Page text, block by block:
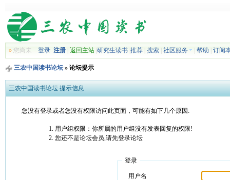
»您尚未 登录 注册| 返回主站| 研究生读书| 推荐| 搜索| 社区服务 帮助 订阅
三农中国读书论坛» 论坛提示
三农中国读书论坛 提示信息
您没有登录或者您没有权限访问此页面，可能有如下几个原因:
用户组权限：你所属的用户组没有发表回复的权限!
您还不是论坛会员,请先登录论坛
登录
用户名